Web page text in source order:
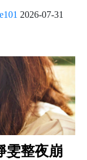
2026-07-31
雯整夜崩